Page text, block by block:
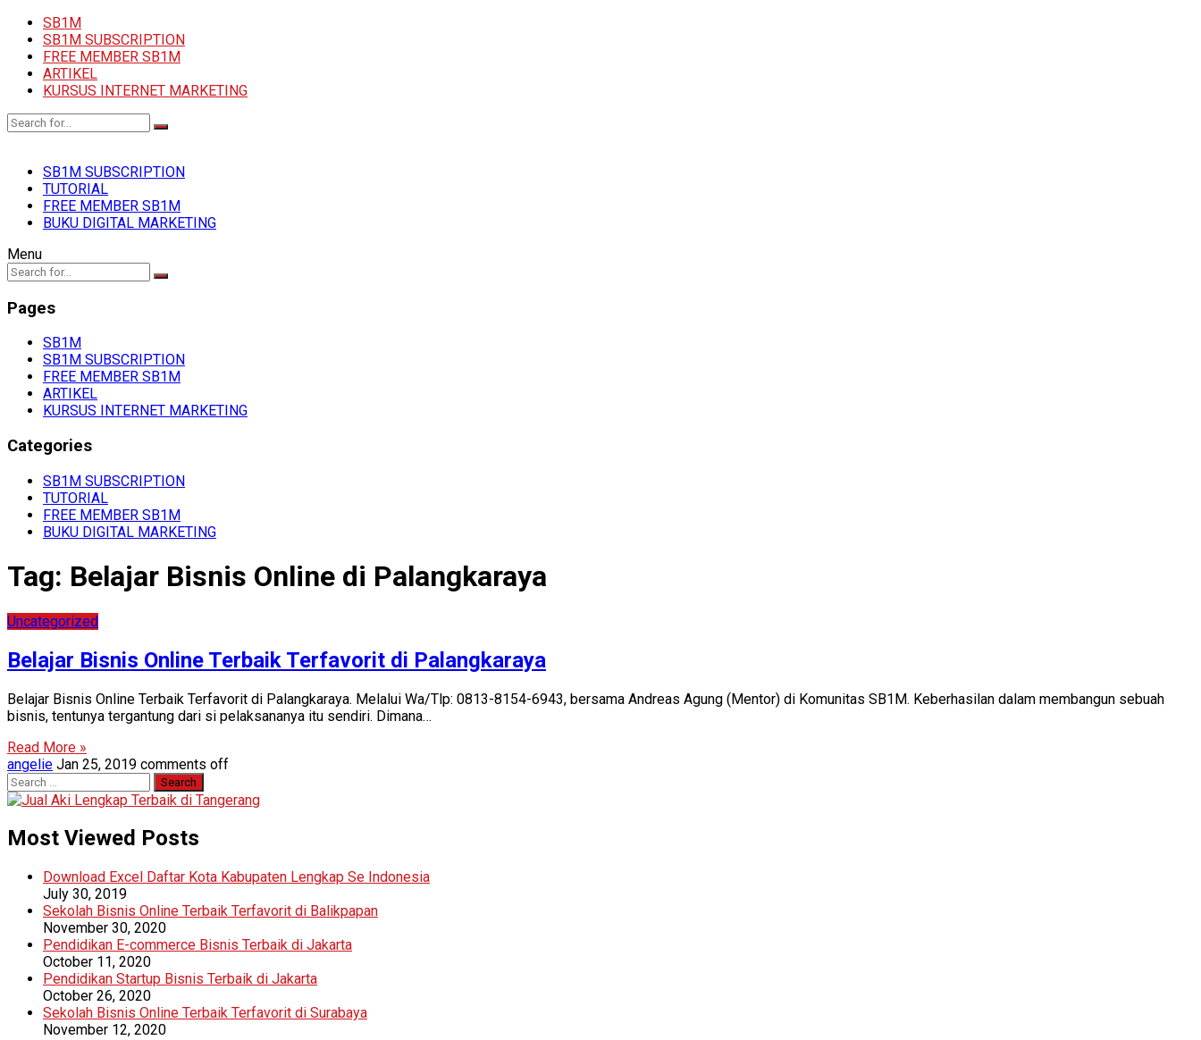
SB1M
SB1M SUBSCRIPTION
FREE MEMBER SB1M
ARTIKEL
KURSUS INTERNET MARKETING
SB1M SUBSCRIPTION
TUTORIAL
FREE MEMBER SB1M
BUKU DIGITAL MARKETING
Menu
Pages
SB1M
SB1M SUBSCRIPTION
FREE MEMBER SB1M
ARTIKEL
KURSUS INTERNET MARKETING
Categories
SB1M SUBSCRIPTION
TUTORIAL
FREE MEMBER SB1M
BUKU DIGITAL MARKETING
Tag: Belajar Bisnis Online di Palangkaraya
Uncategorized
Belajar Bisnis Online Terbaik Terfavorit di Palangkaraya
Belajar Bisnis Online Terbaik Terfavorit di Palangkaraya. Melalui Wa/Tlp: 0813-8154-6943, bersama Andreas Agung (Mentor) di Komunitas SB1M. Keberhasilan dalam membangun sebuah
bisnis, tentunya tergantung dari si pelaksananya itu sendiri. Dimana…
Read More »
angelie Jan 25, 2019 comments off
Search
for:
Most Viewed Posts
Download Excel Daftar Kota Kabupaten Lengkap Se Indonesia
July 30, 2019
Sekolah Bisnis Online Terbaik Terfavorit di Balikpapan
November 30, 2020
Pendidikan E-commerce Bisnis Terbaik di Jakarta
October 11, 2020
Pendidikan Startup Bisnis Terbaik di Jakarta
October 26, 2020
Sekolah Bisnis Online Terbaik Terfavorit di Surabaya
November 12, 2020